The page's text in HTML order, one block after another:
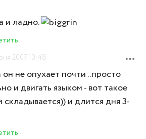
и ладно.
2007 10:48
он не опухает почти ..просто
и двигать языком - вот такое
складывается)) и длится дня 3-